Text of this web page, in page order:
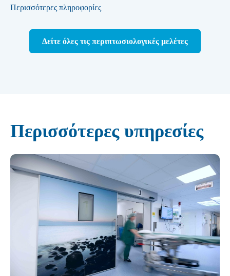
Περισσότερες πληροφορίες
Δείτε όλες τις περιπτωσιολογικές μελέτες
Περισσότερες υπηρεσίες